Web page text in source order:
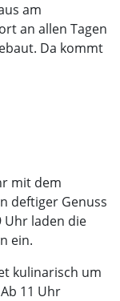
am
an allen Tagen
Da kommt
mit dem
deftiger Genuss
Uhr laden die
ein.
kulinarisch um
11 Uhr